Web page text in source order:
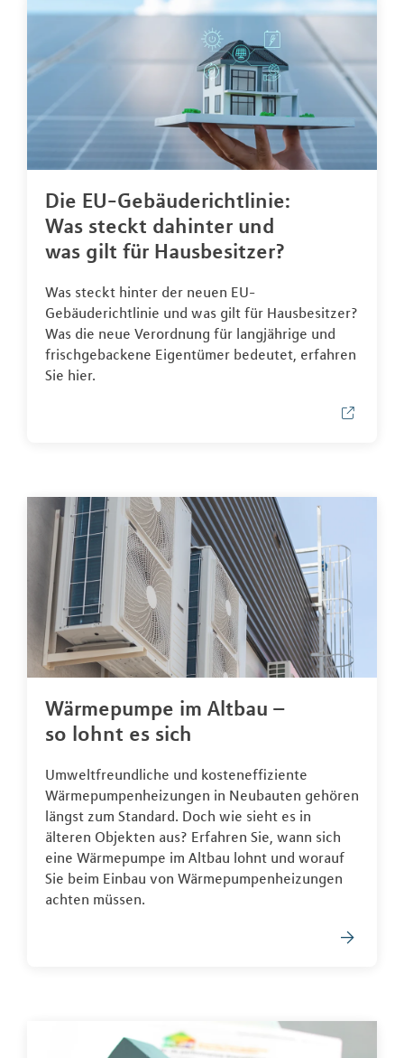
Die EU-Gebäuderichtlinie:
Was steckt dahinter und
was gilt für Hausbesitzer?
Was steckt hinter der neuen EU-
Gebäuderichtlinie und was gilt für Hausbesitzer?
Was die neue Verordnung für langjährige und
frischgebackene Eigentümer bedeutet, erfahren
Sie hier.
Wärmepumpe im Altbau –
so lohnt es sich
Umweltfreundliche und kosteneffiziente
Wärmepumpenheizungen in Neubauten gehören
längst zum Standard. Doch wie sieht es in
älteren Objekten aus? Erfahren Sie, wann sich
eine Wärmepumpe im Altbau lohnt und worauf
Sie beim Einbau von Wärmepumpenheizungen
achten müssen.